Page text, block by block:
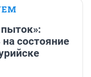
состояние